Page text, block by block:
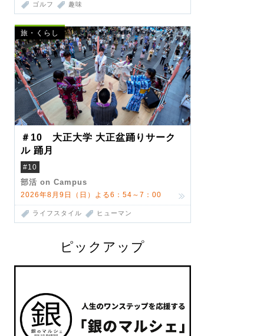
ゴルフ 趣味
旅・くらし
＃10 大正大学 大正盆踊りサーク
ル 踊月
#10
部活 on Campus
2026年8月9日（日）よる6：54～7：00
ライフスタイル ヒューマン
ピックアップ